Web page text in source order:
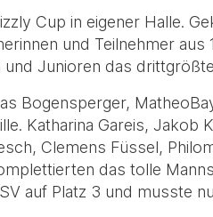
Cup in eigener Halle.
und Teilnehmer
Junioren das
Bogensperger,
Katharina Gareis, Jakob
Clemens Füssel,
das tolle
auf Platz 3 und musste